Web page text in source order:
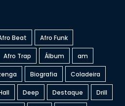
Beat Afro Funk
Afro Trap Álbum am
Biografia Coladeira
Deep Destaque Drill